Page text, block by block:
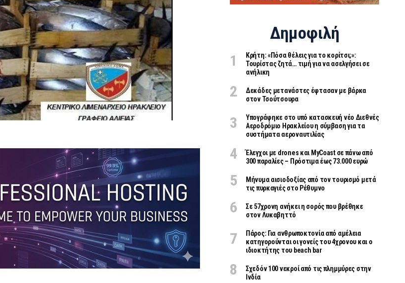
Δημοφιλή
Κρήτη: «Πόσα θέλεις για το κορίτσι;»:
Τουρίστας ζητά… τιμή για να ασελγήσει σε
ανήλικη
Δεκάδες μετανάστες έφτασαν με βάρκα
στον Τσούτσουρα
Υπογράφηκε στο υπό κατασκευή νέο Διεθνές
Αεροδρόμιο Ηρακλείου η σύμβαση για τα
συστήματα αεροναυτιλίας
Έλεγχοι με drones και MyCoast σε πάνω από
300 παραλίες – Πρόστιμα έως 73.000 ευρώ
Μήνυμα αισιοδοξίας από τον τουρισμό μετά
τις πυρκαγιές στο Ρέθυμνο
Σε 57χρονη ανήκει η σορός που βρέθηκε
στον Λυκαβηττό
Πάρος: Για ανθρωποκτονία από αμέλεια
κατηγορούνται οι γονείς του 4χρονου και ο
ιδιοκτήτης του beach bar
Σχεδόν 100 νεκροί από τις πλημμύρες στην
Ινδία